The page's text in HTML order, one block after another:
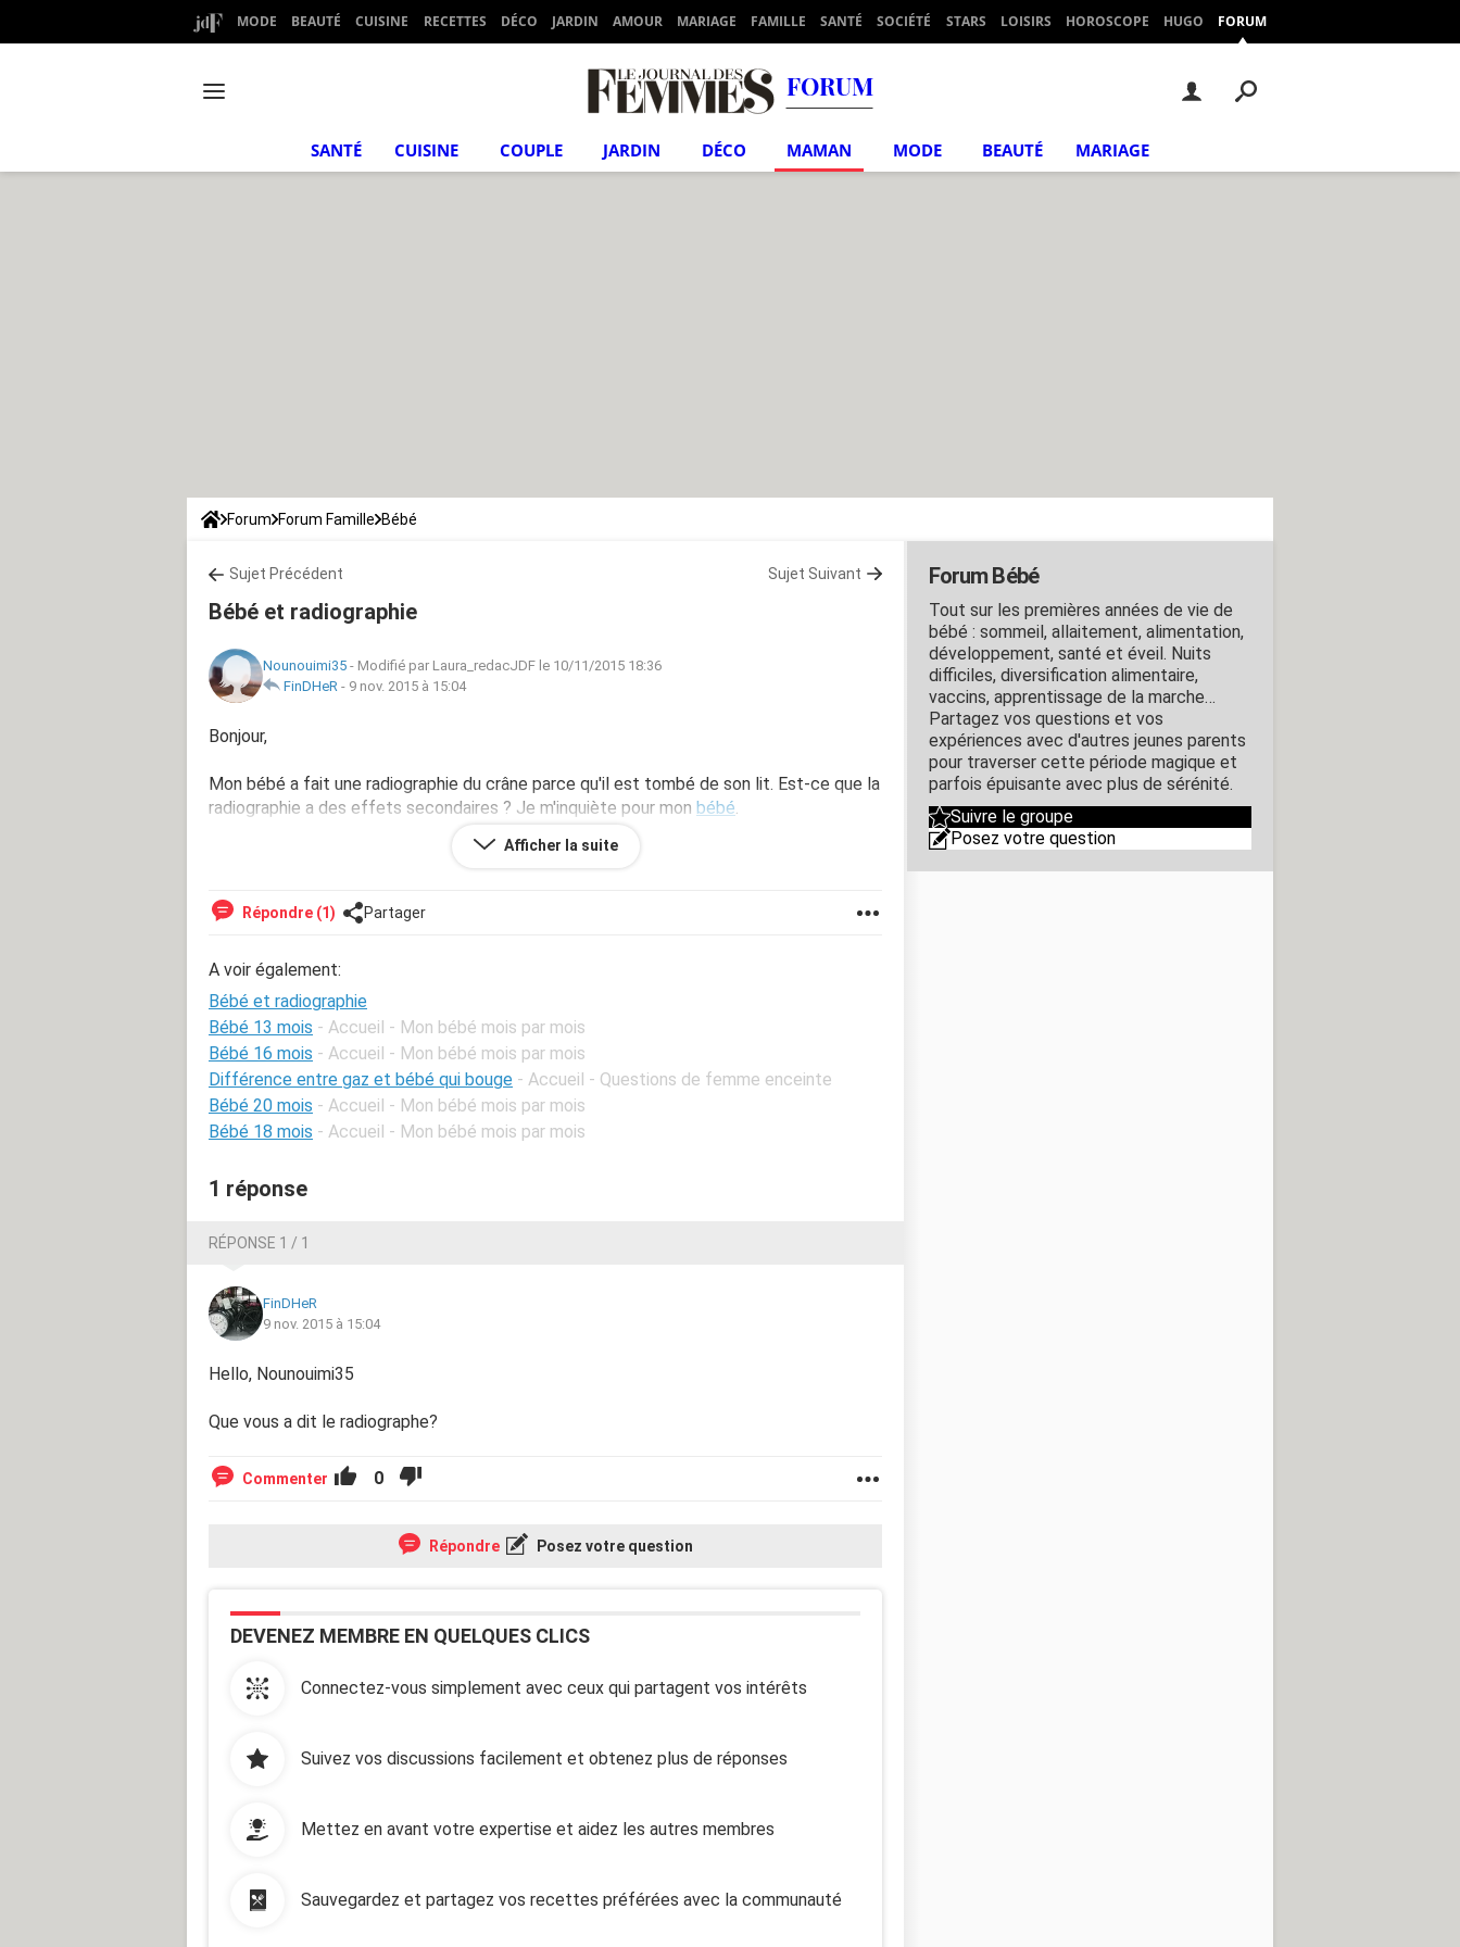
MODE BEAUTÉ CUISINE RECETTES DÉCO JARDIN AMOUR MARIAGE FAMILLE SANTÉ SOCIÉTÉ STARS LOISIRS HOROSCOPE HUGO FORUM
FORUM
SANTÉ CUISINE COUPLE JARDIN DÉCO MAMAN MODE BEAUTÉ MARIAGE
Forum Forum Famille Bébé
Sujet Précédent Sujet Suivant
Bébé et radiographie
Nounouimi35 - Modifié par Laura_redacJDF le 10/11/2015 18:36
FinDHeR - 9 nov. 2015 à 15:04
Bonjour,
Mon bébé a fait une radiographie du crâne parce qu'il est tombé de son lit. Est-ce que la
radiographie a des effets secondaires ? Je m'inquiète pour mon bébé
Afficher la suite
Répondre (1) Partager
A voir également:
Bébé et radiographie
Bébé 13 mois - Accueil - Mon bébé mois par mois
Bébé 16 mois - Accueil - Mon bébé mois par mois
Différence entre gaz et bébé qui bouge - Accueil - Questions de femme enceinte
Bébé 20 mois - Accueil - Mon bébé mois par mois
Bébé 18 mois - Accueil - Mon bébé mois par mois
1 réponse
RÉPONSE 1 / 1
FinDHeR
9 nov. 2015 à 15:04
Hello, Nounouimi35
Que vous a dit le radiographe?
Commenter 0
Répondre Posez votre question
DEVENEZ MEMBRE EN QUELQUES CLICS
Connectez-vous simplement avec ceux qui partagent vos intérêts
Suivez vos discussions facilement et obtenez plus de réponses
Mettez en avant votre expertise et aidez les autres membres
Sauvegardez et partagez vos recettes préférées avec la communauté
Forum Bébé
Tout sur les premières années de vie de
bébé : sommeil, allaitement, alimentation,
développement, santé et éveil. Nuits
difficiles, diversification alimentaire,
vaccins, apprentissage de la marche…
Partagez vos questions et vos
expériences avec d'autres jeunes parents
pour traverser cette période magique et
parfois épuisante avec plus de sérénité.
Suivre le groupe
Posez votre question